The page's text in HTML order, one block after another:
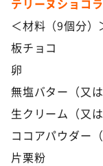
＜材料（9個分）
板チョ
卵
無塩バター（
生クリーム（又
ココアパウ
片栗